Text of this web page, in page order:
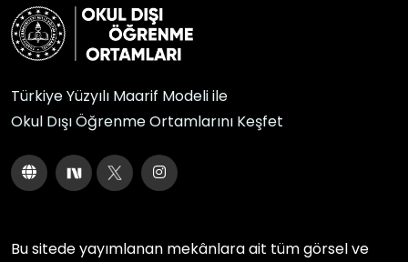
Türkiye Yüzyılı Maarif Modeli ile
Okul Dışı Öğrenme Ortamlarını Keşfet
Bu sitede yayımlanan mekânlara ait tüm görsel ve